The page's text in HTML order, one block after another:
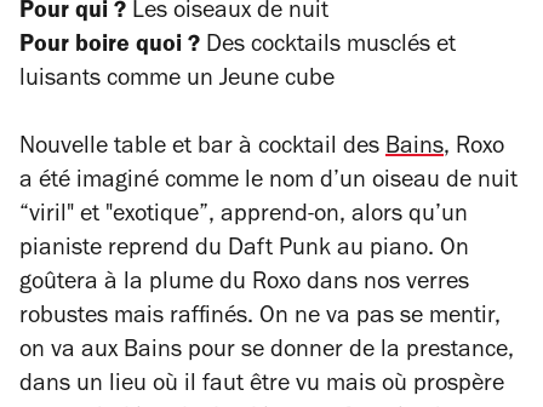
Pour qui ? Les oiseaux de nuit
Pour boire quoi ? Des cocktails musclés et
luisants comme un Jeune cube
Nouvelle table et bar à cocktail des Bains, Roxo
a été imaginé comme le nom d’un oiseau de nuit
“viril" et "exotique”, apprend-on, alors qu’un
pianiste reprend du Daft Punk au piano. On
goûtera à la plume du Roxo dans nos verres
robustes mais raffinés. On ne va pas se mentir,
on va aux Bains pour se donner de la prestance,
dans un lieu où il faut être vu mais où prospère